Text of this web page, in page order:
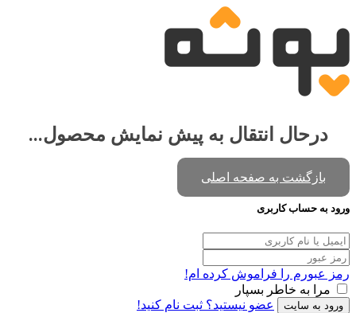
درحال انتقال به پیش نمایش محصول...
بازگشت به صفحه اصلی
ورود به حساب کاربری
رمز عبورم را فراموش کرده ام!
مرا به خاطر بسپار
ورود به سایت عضو نیستید؟ ثبت نام کنید!